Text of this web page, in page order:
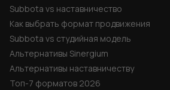
Subbota vs наставничество
Как выбрать формат продвижения
Subbota vs студийная модель
Альтернативы Sinergium
Альтернативы наставничеству
Топ-7 форматов 2026